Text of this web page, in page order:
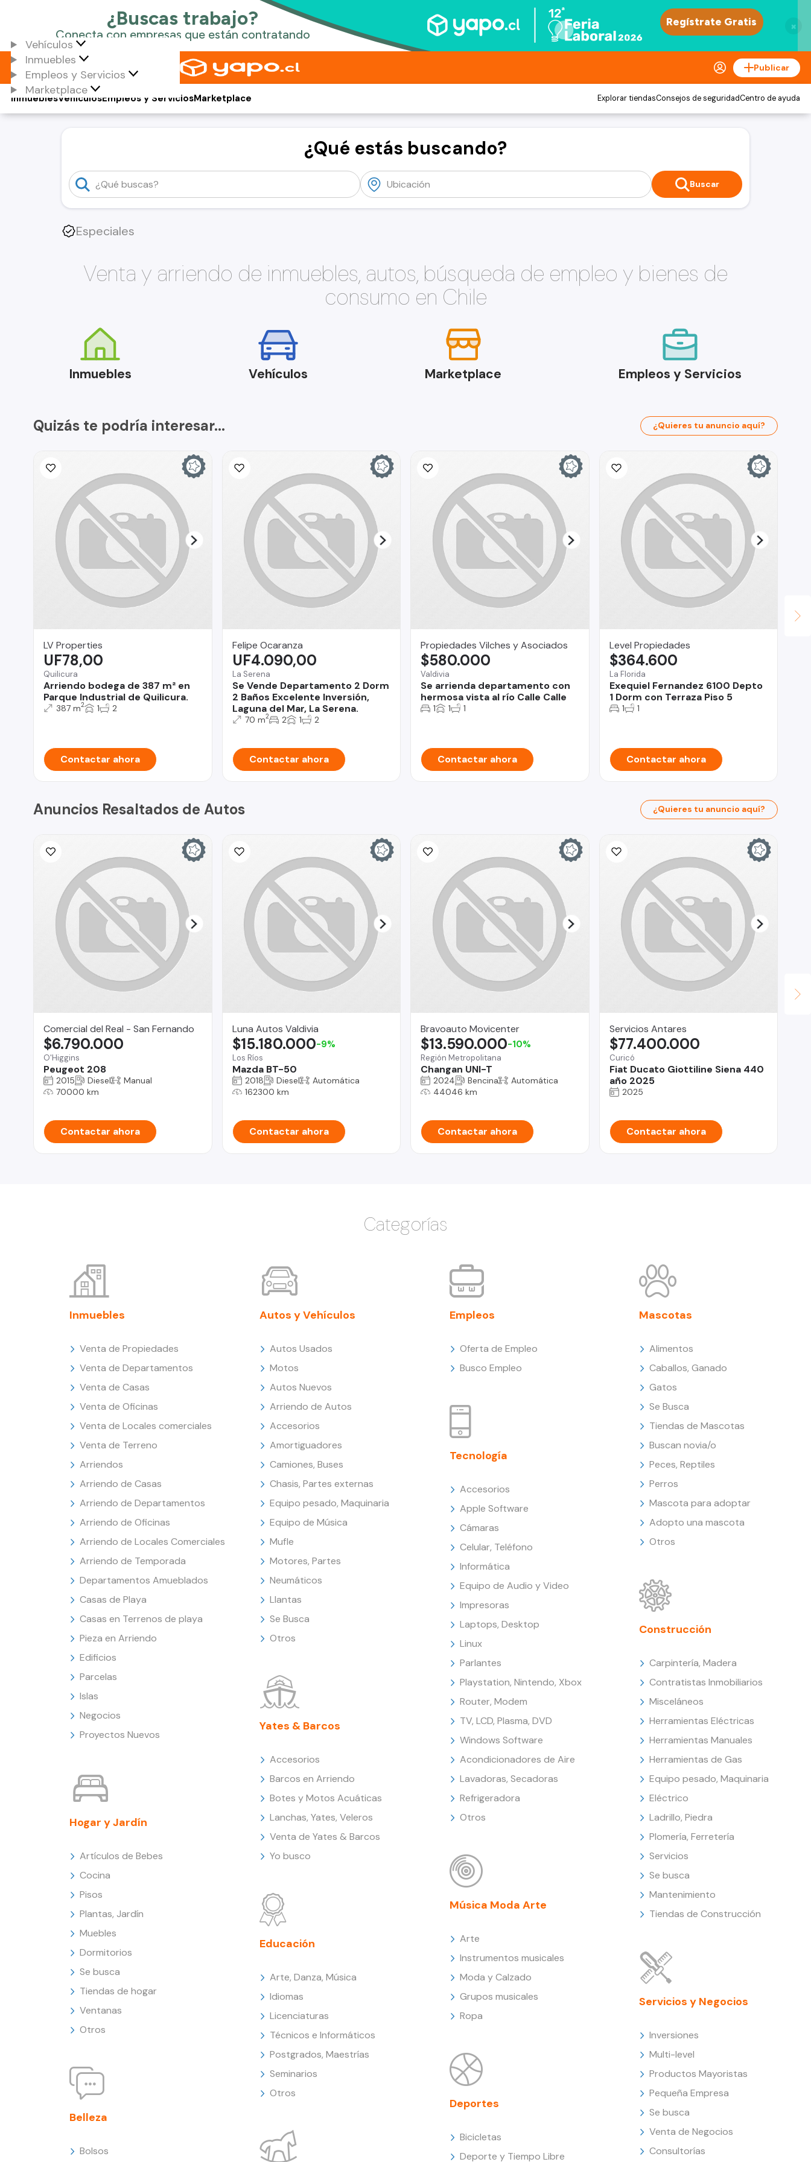
×
Vehículos
Inmuebles
Empleos y Servicios
Marketplace
Publicar
Vehículos
Inmuebles Empleos y ServiciosMarketplace Explorar tiendasConsejos de seguridadCentro de ayuda
¿Qué estás buscando?
Buscar
Especiales
Venta y arriendo de inmuebles, autos, búsqueda de empleo y bienes de
consumo en Chile
Inmuebles Vehículos Marketplace Empleos y Servicios
Quizás te podría interesar... ¿Quieres tu anuncio aquí?
LV Properties
Quilicura
Arriendo bodega de 387 m² en
Parque Industrial de Quilicura.
UF78,00
387 m2 1 2
Contactar ahora
Felipe Ocaranza
La Serena
Se Vende Departamento 2 Dorm
2 Baños Excelente Inversión,
Laguna del Mar, La Serena.
UF4.090,00
70 m2 2 1 2
Contactar ahora
Propiedades Vilches y Asociados
Valdivia
Se arrienda departamento con
hermosa vista al río Calle Calle
$580.000
1 1 1
Contactar ahora
Level Propiedades
La Florida
Exequiel Fernandez 6100 Depto
1 Dorm con Terraza Piso 5
$364.600
1 1
Contactar ahora
Anuncios Resaltados de Autos ¿Quieres tu anuncio aquí?
Comercial del Real - San Fernando
O'Higgins
Peugeot 208
$6.790.000
2015 Diesel
Manual
70000 km
Contactar ahora
Luna Autos Valdivia
Los Ríos
Mazda BT-50
$15.180.000-9%
2018 Diesel
Automática
162300 km
Contactar ahora
Bravoauto Movicenter
Región Metropolitana
Changan UNI-T
$13.590.000-10%
2024 Bencina
Automática
44046 km
Contactar ahora
Servicios Antares
Curicó
Fiat Ducato Giottiline Siena 440
año 2025
$77.400.000
2025
Contactar ahora
La
Categorías
Inmuebles
Venta de Propiedades
Venta de Departamentos
Venta de Casas
Venta de Oficinas
Venta de Locales comerciales
Venta de Terreno
Arriendos
Arriendo de Casas
Arriendo de Departamentos
Arriendo de Oficinas
Arriendo de Locales Comerciales
Arriendo de Temporada
Departamentos Amueblados
Casas de Playa
Casas en Terrenos de playa
Pieza en Arriendo
Edificios
Parcelas
Islas
Negocios
Proyectos Nuevos
Hogar y Jardín
Artículos de Bebes
Cocina
Pisos
Plantas, Jardín
Muebles
Dormitorios
Se busca
Tiendas de hogar
Ventanas
Otros
Belleza
Bolsos
Autos y Vehículos
Autos Usados
Motos
Autos Nuevos
Arriendo de Autos
Accesorios
Amortiguadores
Camiones, Buses
Chasis, Partes externas
Equipo pesado, Maquinaria
Equipo de Música
Mufle
Motores, Partes
Neumáticos
Llantas
Se Busca
Otros
Yates & Barcos
Accesorios
Barcos en Arriendo
Botes y Motos Acuáticas
Lanchas, Yates, Veleros
Venta de Yates & Barcos
Yo busco
Educación
Arte, Danza, Música
Idiomas
Licenciaturas
Técnicos e Informáticos
Postgrados, Maestrías
Seminarios
Otros
Empleos
Oferta de Empleo
Busco Empleo
Tecnología
Accesorios
Apple Software
Cámaras
Celular, Teléfono
Informática
Equipo de Audio y Video
Impresoras
Laptops, Desktop
Linux
Parlantes
Playstation, Nintendo, Xbox
Router, Modem
TV, LCD, Plasma, DVD
Windows Software
Acondicionadores de Aire
Lavadoras, Secadoras
Refrigeradora
Otros
Música Moda Arte
Arte
Instrumentos musicales
Moda y Calzado
Grupos musicales
Ropa
Deportes
Bicicletas
Deporte y Tiempo Libre
Mascotas
Alimentos
Caballos, Ganado
Gatos
Se Busca
Tiendas de Mascotas
Buscan novia/o
Peces, Reptiles
Perros
Mascota para adoptar
Adopto una mascota
Otros
Construcción
Carpintería, Madera
Contratistas Inmobiliarios
Misceláneos
Herramientas Eléctricas
Herramientas Manuales
Herramientas de Gas
Equipo pesado, Maquinaria
Eléctrico
Ladrillo, Piedra
Plomería, Ferretería
Servicios
Se busca
Mantenimiento
Tiendas de Construcción
Servicios y Negocios
Inversiones
Multi-level
Productos Mayoristas
Pequeña Empresa
Se busca
Venta de Negocios
Consultorías